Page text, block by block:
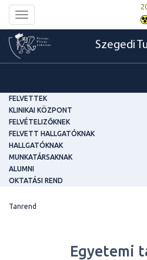
Toggle
navigation
Szegedi
FELVETTEK
KLINIKAI KÖZPONT
FELVÉTELIZŐKNEK
FELVETT HALLGATÓKNAK
HALLGATÓKNAK
MUNKATÁRSAKNAK
ALUMNI
OKTATÁSI REND
Tanrend
Egyetemi